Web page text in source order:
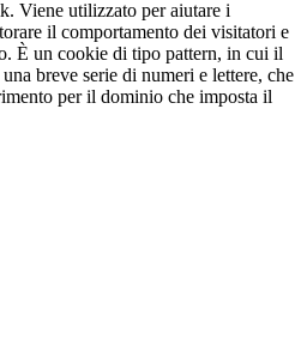
Viene utilizzato per aiutare i
il comportamento dei visitatori e
È un cookie di tipo pattern, in cui il
breve serie di numeri e lettere, che
per il dominio che imposta il